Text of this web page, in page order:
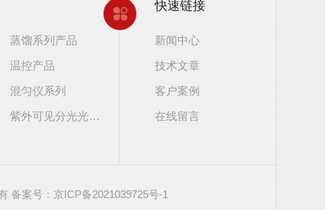
蒸馏系列产品
温控产品
混匀仪系列
紫外可见分光光度计
快速链接
新闻中心
技术文章
客户案例
在线留言
备案号：京ICP备2021039725号-1